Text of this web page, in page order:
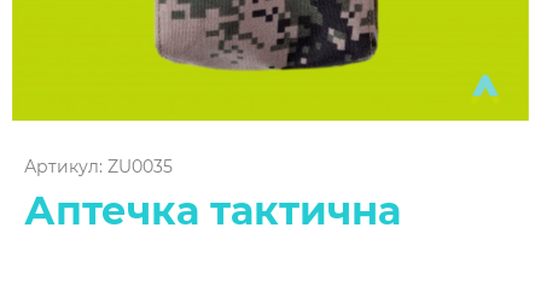
Артикул: ZU0035
Аптечка тактична